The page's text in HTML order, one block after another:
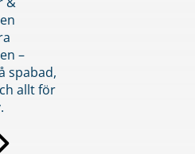
–
spabad,
allt för